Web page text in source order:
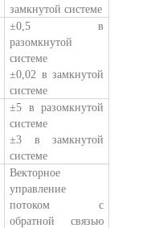
замкнутой системе
±0,5 в
разомкнутой
системе
±0,02 в замкнутой
системе
±5 в разомкнутой
системе
±3 в замкнутой
системе
Векторное
управление
потоком с
обратной связью